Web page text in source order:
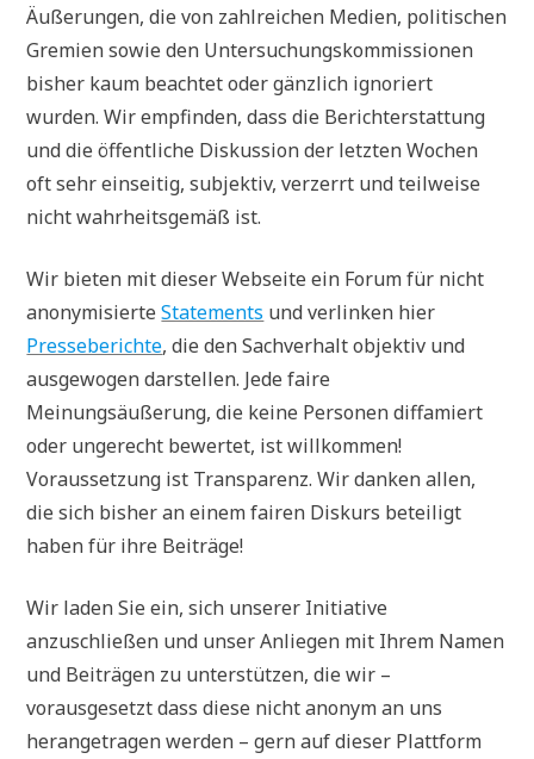
Äußerungen, die von zahlreichen Medien, politischen
Gremien sowie den Untersuchungskommissionen
bisher kaum beachtet oder gänzlich ignoriert
wurden. Wir empfinden, dass die Berichterstattung
und die öffentliche Diskussion der letzten Wochen
oft sehr einseitig, subjektiv, verzerrt und teilweise
nicht wahrheitsgemäß ist.
Wir bieten mit dieser Webseite ein Forum für nicht
anonymisierteStatements und verlinken hier
Presseberichte, die den Sachverhalt objektiv und
ausgewogen darstellen. Jede faire
Meinungsäußerung, die keine Personen diffamiert
oder ungerecht bewertet, ist willkommen!
Voraussetzung ist Transparenz. Wir danken allen,
die sich bisher an einem fairen Diskurs beteiligt
haben für ihre Beiträge!
Wir laden Sie ein, sich unserer Initiative
anzuschließen und unser Anliegen mit Ihrem Namen
und Beiträgen zu unterstützen, die wir –
vorausgesetzt dass diese nicht anonym an uns
herangetragen werden – gern auf dieser Plattform